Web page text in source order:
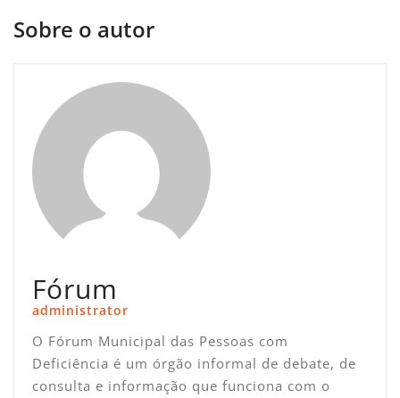
artigos
Sobre o autor
Fórum
administrator
O Fórum Municipal das Pessoas com
Deficiência é um órgão informal de debate, de
consulta e informação que funciona com o